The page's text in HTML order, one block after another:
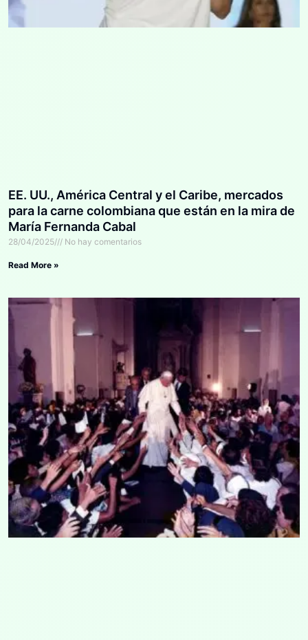
EE. UU., América Central y el Caribe, mercados
para la carne colombiana que están en la mira de
María Fernanda Cabal
28/04/2025 No hay comentarios
Read More »